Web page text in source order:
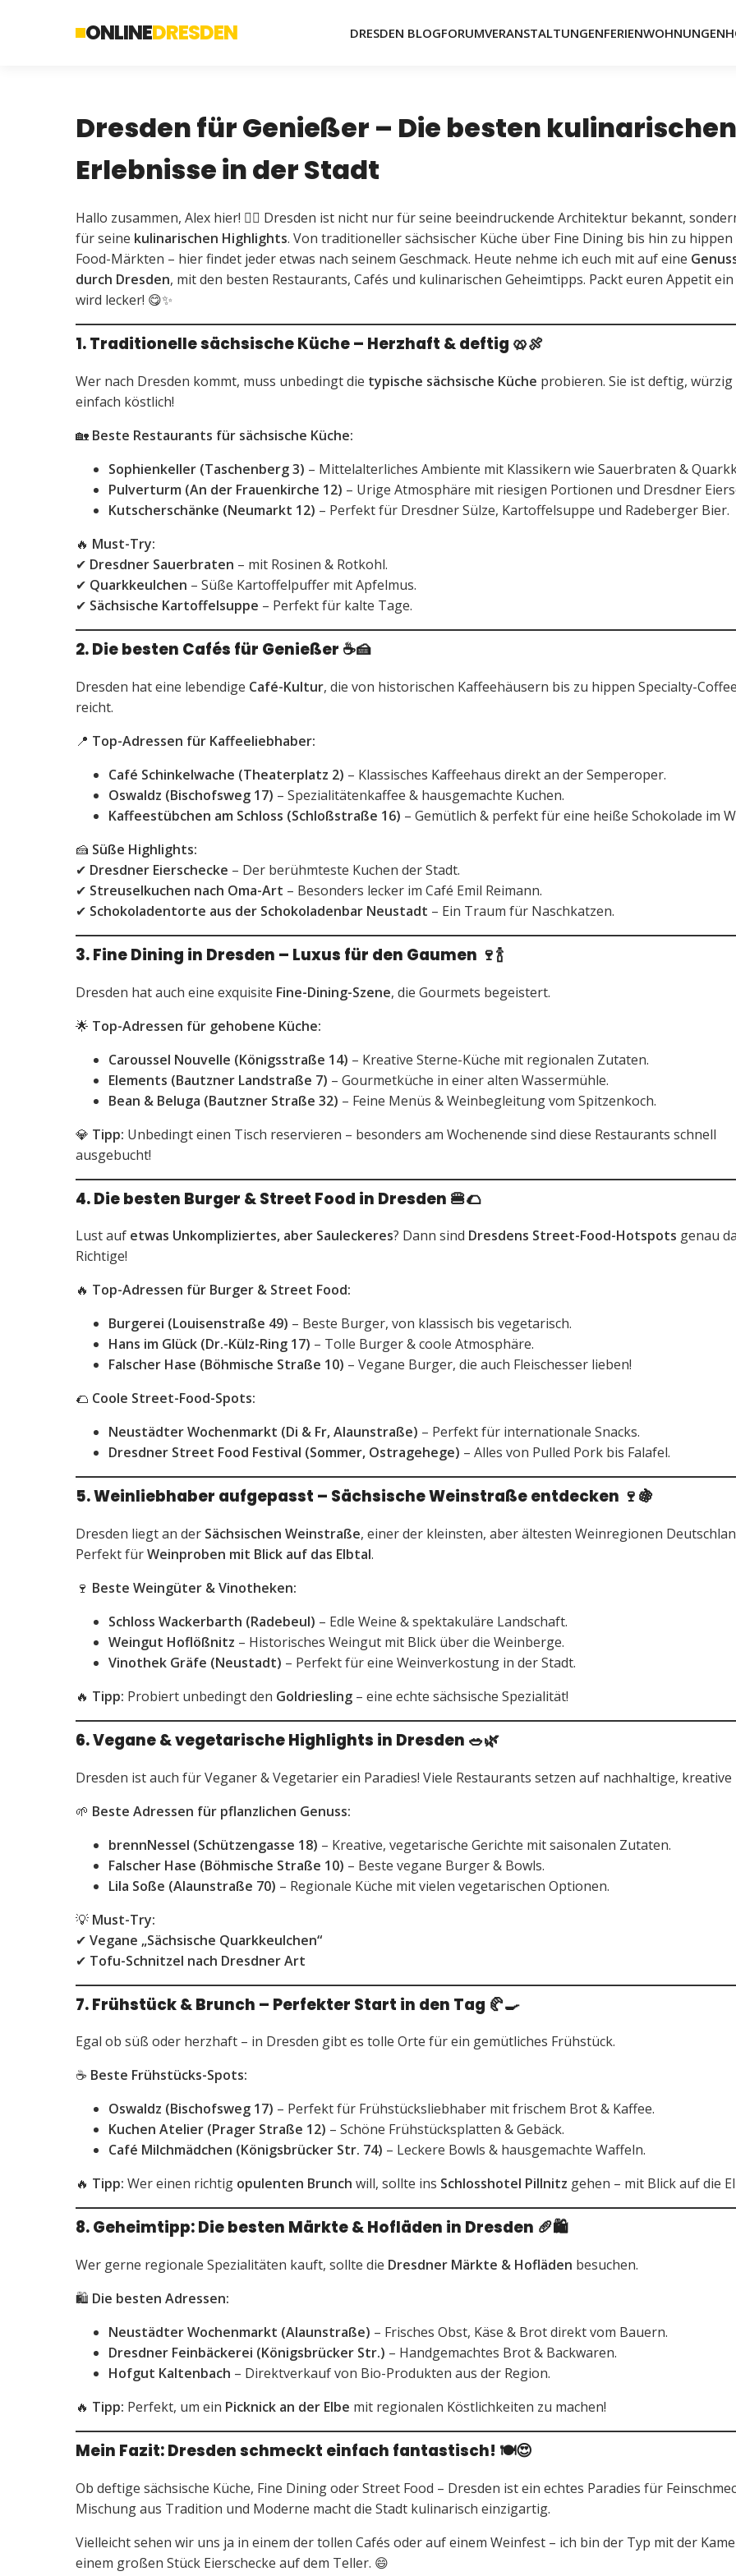
ONLINEDRESDEN DRESDEN BLOGFORUMVERANSTALTUNGENFERIENWOHNUNGEN
Dresden für Genießer – Die besten kulinarischen
Erlebnisse in der Stadt
Hallo zusammen, Alex hier! 🙋‍♂️ Dresden ist nicht nur für seine beeindruckende Architektur bekannt,
für seine kulinarischen Highlights. Von traditioneller sächsischer Küche über Fine Dining bis hin zu
Food-Märkten – hier findet jeder etwas nach seinem Geschmack. Heute nehme ich euch mit auf eine
durch Dresden, mit den besten Restaurants, Cafés und kulinarischen Geheimtipps. Packt euren Appetit ein
wird lecker! 😋✨
1. Traditionelle sächsische Küche – Herzhaft & deftig 🥨🍖
Wer nach Dresden kommt, muss unbedingt die typische sächsische Küche probieren. Sie ist deftig,
einfach köstlich!
🏡 Beste Restaurants für sächsische Küche:
Sophienkeller (Taschenberg 3) – Mittelalterliches Ambiente mit Klassikern wie Sauerbraten &
Pulverturm (An der Frauenkirche 12) – Urige Atmosphäre mit riesigen Portionen und Dresdner
Kutscherschänke (Neumarkt 12) – Perfekt für Dresdner Sülze, Kartoffelsuppe und Radeberger Bier.
🔥 Must-Try:
✔ Dresdner Sauerbraten – mit Rosinen & Rotkohl.
✔ Quarkkeulchen – Süße Kartoffelpuffer mit Apfelmus.
✔ Sächsische Kartoffelsuppe – Perfekt für kalte Tage.
2. Die besten Cafés für Genießer ☕🍰
Dresden hat eine lebendige Café-Kultur, die von historischen Kaffeehäusern bis zu hippen Specialty-
reicht.
📍 Top-Adressen für Kaffeeliebhaber:
Café Schinkelwache (Theaterplatz 2) – Klassisches Kaffeehaus direkt an der Semperoper.
Oswaldz (Bischofsweg 17) – Spezialitätenkaffee & hausgemachte Kuchen.
Kaffeestübchen am Schloss (Schloßstraße 16) – Gemütlich & perfekt für eine heiße Schokolade im
🍰 Süße Highlights:
✔ Dresdner Eierschecke – Der berühmteste Kuchen der Stadt.
✔ Streuselkuchen nach Oma-Art – Besonders lecker im Café Emil Reimann.
✔ Schokoladentorte aus der Schokoladenbar Neustadt – Ein Traum für Naschkatzen.
3. Fine Dining in Dresden – Luxus für den Gaumen 🍷🍾
Dresden hat auch eine exquisite Fine-Dining-Szene, die Gourmets begeistert.
🌟 Top-Adressen für gehobene Küche:
Caroussel Nouvelle (Königsstraße 14) – Kreative Sterne-Küche mit regionalen Zutaten.
Elements (Bautzner Landstraße 7) – Gourmetküche in einer alten Wassermühle.
Bean & Beluga (Bautzner Straße 32) – Feine Menüs & Weinbegleitung vom Spitzenkoch.
💎 Tipp: Unbedingt einen Tisch reservieren – besonders am Wochenende sind diese Restaurants schnell
ausgebucht!
4. Die besten Burger & Street Food in Dresden 🍔🌮
Lust auf etwas Unkompliziertes, aber Sauleckeres? Dann sind Dresdens Street-Food-Hotspots genau
Richtige!
🔥 Top-Adressen für Burger & Street Food:
Burgerei (Louisenstraße 49) – Beste Burger, von klassisch bis vegetarisch.
Hans im Glück (Dr.-Külz-Ring 17) – Tolle Burger & coole Atmosphäre.
Falscher Hase (Böhmische Straße 10) – Vegane Burger, die auch Fleischesser lieben!
🌮 Coole Street-Food-Spots:
Neustädter Wochenmarkt (Di & Fr, Alaunstraße) – Perfekt für internationale Snacks.
Dresdner Street Food Festival (Sommer, Ostragehege) – Alles von Pulled Pork bis Falafel.
5. Weinliebhaber aufgepasst – Sächsische Weinstraße entdecken 🍷🍇
Dresden liegt an der Sächsischen Weinstraße, einer der kleinsten, aber ältesten Weinregionen
Perfekt fürWeinproben mit Blick auf das Elbtal.
🍷 Beste Weingüter & Vinotheken:
Schloss Wackerbarth (Radebeul) – Edle Weine & spektakuläre Landschaft.
Weingut Hoflößnitz – Historisches Weingut mit Blick über die Weinberge.
Vinothek Gräfe (Neustadt) – Perfekt für eine Weinverkostung in der Stadt.
🔥 Tipp: Probiert unbedingt den Goldriesling – eine echte sächsische Spezialität!
6. Vegane & vegetarische Highlights in Dresden 🥗🌿
Dresden ist auch für Veganer & Vegetarier ein Paradies! Viele Restaurants setzen auf nachhaltige, kreative
🌱 Beste Adressen für pflanzlichen Genuss:
brennNessel (Schützengasse 18) – Kreative, vegetarische Gerichte mit saisonalen Zutaten.
Falscher Hase (Böhmische Straße 10) – Beste vegane Burger & Bowls.
Lila Soße (Alaunstraße 70) – Regionale Küche mit vielen vegetarischen Optionen.
💡 Must-Try:
✔ Vegane „Sächsische Quarkkeulchen“
✔ Tofu-Schnitzel nach Dresdner Art
7. Frühstück & Brunch – Perfekter Start in den Tag 🥐🍳
Egal ob süß oder herzhaft – in Dresden gibt es tolle Orte für ein gemütliches Frühstück.
☕ Beste Frühstücks-Spots:
Oswaldz (Bischofsweg 17) – Perfekt für Frühstücksliebhaber mit frischem Brot & Kaffee.
Kuchen Atelier (Prager Straße 12) – Schöne Frühstücksplatten & Gebäck.
Café Milchmädchen (Königsbrücker Str. 74) – Leckere Bowls & hausgemachte Waffeln.
🔥 Tipp: Wer einen richtig opulenten Brunch will, sollte ins Schlosshotel Pillnitz gehen – mit Blick auf die
8. Geheimtipp: Die besten Märkte & Hofläden in Dresden 🥖🛍️
Wer gerne regionale Spezialitäten kauft, sollte die Dresdner Märkte & Hofläden besuchen.
🛍️ Die besten Adressen:
Neustädter Wochenmarkt (Alaunstraße) – Frisches Obst, Käse & Brot direkt vom Bauern.
Dresdner Feinbäckerei (Königsbrücker Str.) – Handgemachtes Brot & Backwaren.
Hofgut Kaltenbach – Direktverkauf von Bio-Produkten aus der Region.
🔥 Tipp: Perfekt, um ein Picknick an der Elbe mit regionalen Köstlichkeiten zu machen!
Mein Fazit:Dresdenschmeckt einfach fantastisch! 🍽️😍
Ob deftige sächsische Küche, Fine Dining oder Street Food – Dresden ist ein echtes Paradies für
Mischung aus Tradition und Moderne macht die Stadt kulinarisch einzigartig.
Vielleicht sehen wir uns ja in einem der tollen Cafés oder auf einem Weinfest – ich bin der Typ mit der
einem großen Stück Eierschecke auf dem Teller. 😄